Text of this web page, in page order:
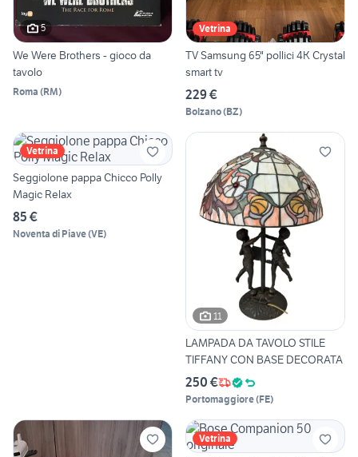
5
We Were Brothers - gioco da
tavolo
Roma (RM)
Vetrina
TV Samsung 65" pollici 4K Crystal
smart tv
229 €
Bolzano(BZ)
Vetrina
Seggiolone pappa Chicco Polly
Magic Relax
85 €
Noventa di Piave(VE)
11
LAMPADA DA TAVOLO STILE
TIFFANY CON BASE DECORATA
250 €
Portomaggiore(FE)
Vetrina